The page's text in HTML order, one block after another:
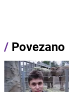
/ Povezano